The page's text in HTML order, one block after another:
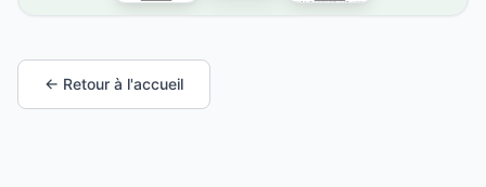
← Retour à l'accueil